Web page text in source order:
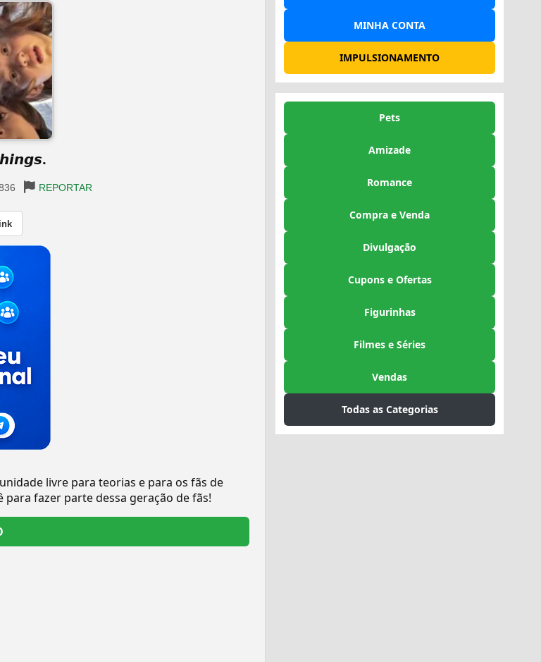
REPORTAR
livre para teorias e para os fãs de
fazer parte dessa geração de fãs!
MINHA CONTA
IMPULSIONAMENTO
Pets
Amizade
Romance
Compra e Venda
Divulgação
Cupons e Ofertas
Figurinhas
Filmes e Séries
Vendas
Todas as Categorias